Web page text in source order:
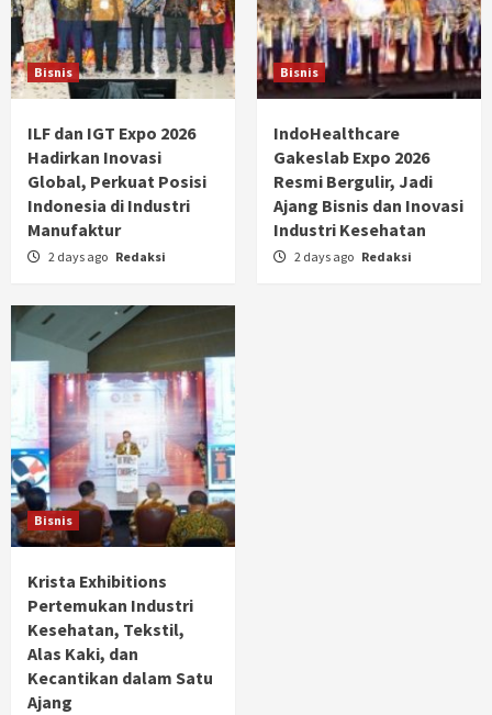
Bisnis
ILF dan IGT Expo 2026
Hadirkan Inovasi
Global, Perkuat Posisi
Indonesia di Industri
Manufaktur
2 days ago Redaksi
Bisnis
IndoHealthcare
Gakeslab Expo 2026
Resmi Bergulir, Jadi
Ajang Bisnis dan Inovasi
Industri Kesehatan
2 days ago Redaksi
Bisnis
Krista Exhibitions
Pertemukan Industri
Kesehatan, Tekstil,
Alas Kaki, dan
Kecantikan dalam Satu
Ajang